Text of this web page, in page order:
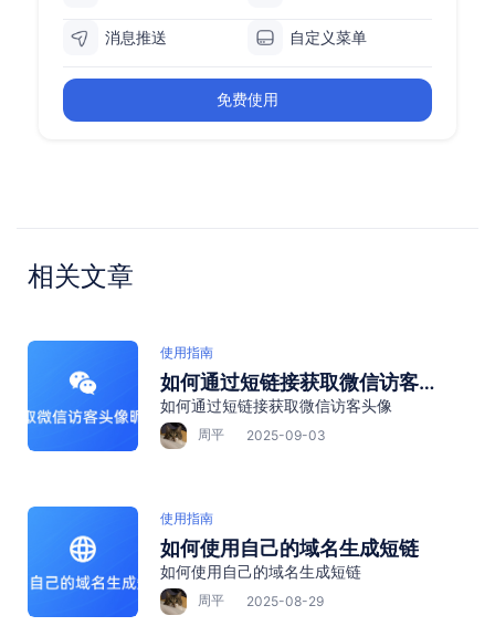
消息推送 自定义菜单
免费使用
相关文章
使用指南
如何通过短链接获取微信访客头
像
如何通过短链接获取微信访客头像
周平 2025-09-03
使用指南
如何使用自己的域名生成短链
如何使用自己的域名生成短链
周平 2025-08-29